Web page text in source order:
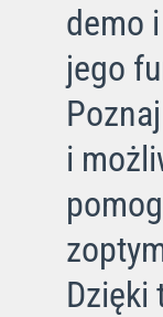
demo
jego
i
Dzięki